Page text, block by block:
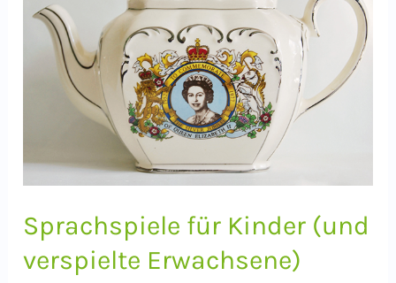
Sprachspiele für Kinder (und
verspielte Erwachsene)